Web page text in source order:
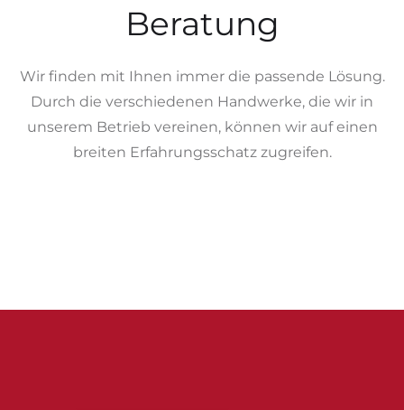
Beratung
Wir finden mit Ihnen immer die passende Lösung.
Durch die verschiedenen Handwerke, die wir in
unserem Betrieb vereinen, können wir auf einen
breiten Erfahrungsschatz zugreifen.